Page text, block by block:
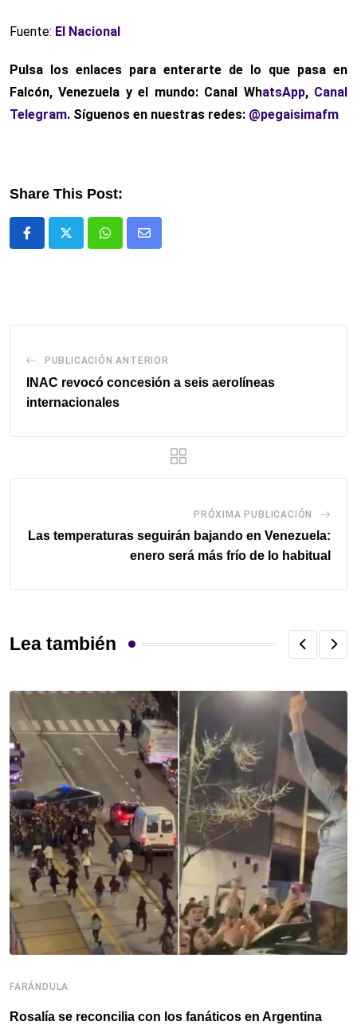
Fuente: El Nacional
Pulsa los enlaces para enterarte de lo que pasa en
Falcón, Venezuela y el mundo: Canal WhatsApp, Canal
Telegram. Síguenos en nuestras redes: @pegaisimafm
Share This Post:
WhatsappComparte
PUBLICACIÓN ANTERIOR
INAC revocó concesión a seis aerolíneas
internacionales
PRÓXIMA PUBLICACIÓN
Las temperaturas seguirán bajando en Venezuela:
enero será más frío de lo habitual
Lea también
FARÁNDULA
Rosalía se reconcilia con los fanáticos en Argentina